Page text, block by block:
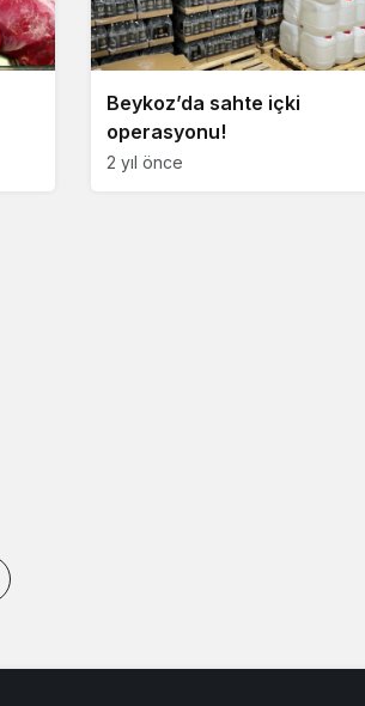
Beykoz’da sahte içki
operasyonu!
2 yıl önce